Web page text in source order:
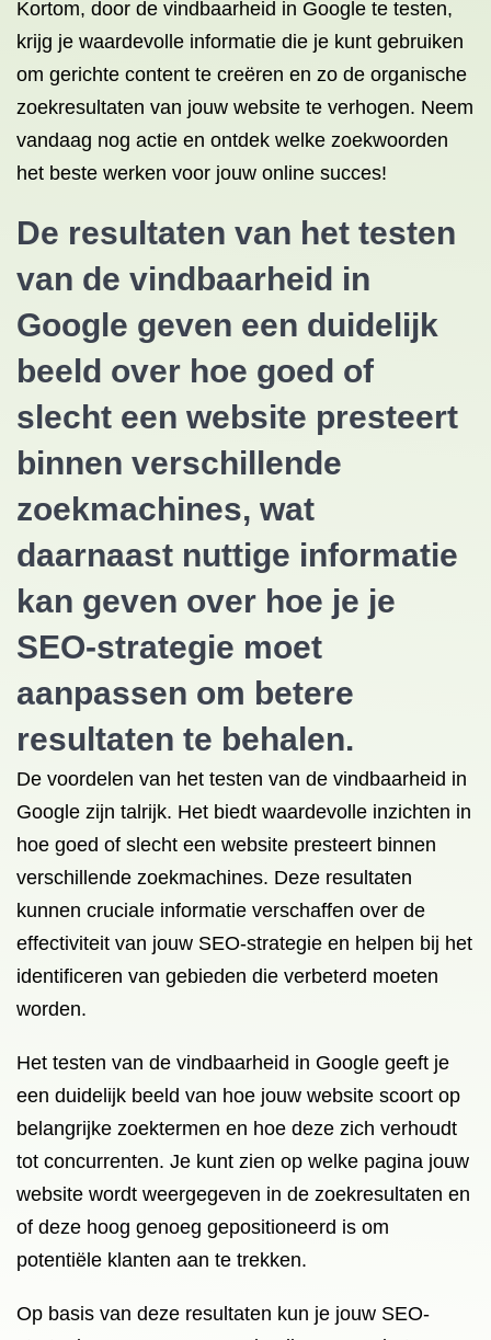
Kortom, door de vindbaarheid in Google te testen,
krijg je waardevolle informatie die je kunt gebruiken
om gerichte content te creëren en zo de organische
zoekresultaten van jouw website te verhogen. Neem
vandaag nog actie en ontdek welke zoekwoorden
het beste werken voor jouw online succes!
De resultaten van het testen
van de vindbaarheid in
Google geven een duidelijk
beeld over hoe goed of
slecht een website presteert
binnen verschillende
zoekmachines, wat
daarnaast nuttige informatie
kan geven over hoe je je
SEO-strategie moet
aanpassen om betere
resultaten te behalen.
De voordelen van het testen van de vindbaarheid in
Google zijn talrijk. Het biedt waardevolle inzichten in
hoe goed of slecht een website presteert binnen
verschillende zoekmachines. Deze resultaten
kunnen cruciale informatie verschaffen over de
effectiviteit van jouw SEO-strategie en helpen bij het
identificeren van gebieden die verbeterd moeten
worden.
Het testen van de vindbaarheid in Google geeft je
een duidelijk beeld van hoe jouw website scoort op
belangrijke zoektermen en hoe deze zich verhoudt
tot concurrenten. Je kunt zien op welke pagina jouw
website wordt weergegeven in de zoekresultaten en
of deze hoog genoeg gepositioneerd is om
potentiële klanten aan te trekken.
Op basis van deze resultaten kun je jouw SEO-